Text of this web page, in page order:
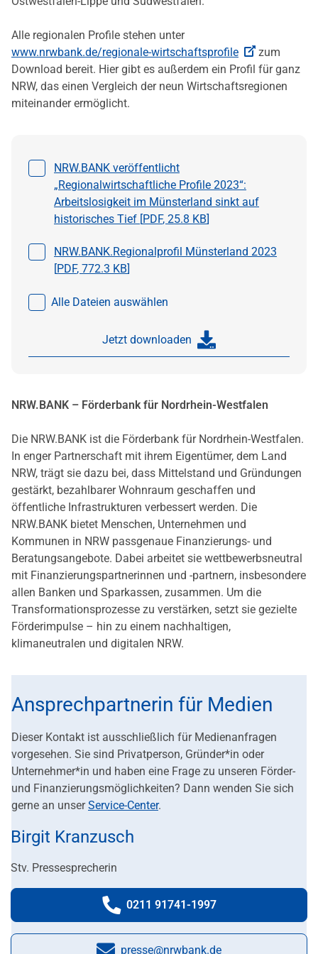
Alle regionalen Profile stehen unter
www.nrwbank.de/regionale-wirtschaftsprofile
zum
Download bereit. Hier gibt es außerdem ein Profil für ganz
NRW, das einen Vergleich der neun Wirtschaftsregionen
miteinander ermöglicht.
Datei auswählen
NRW.BANK veröffentlicht
„Regionalwirtschaftliche Profile 2023“:
Arbeitslosigkeit im Münsterland sinkt auf
historisches Tief [PDF, 25.8 KB]
Datei auswählen
NRW.BANK.Regionalprofil Münsterland 2023
[PDF, 772.3 KB]
Alle Dateien auswählen
Jetzt downloaden
NRW.BANK – Förderbank für Nordrhein-Westfalen
Die NRW.BANK ist die Förderbank für Nordrhein-Westfalen.
In enger Partnerschaft mit ihrem Eigentümer, dem Land
NRW, trägt sie dazu bei, dass Mittelstand und Gründungen
gestärkt, bezahlbarer Wohnraum geschaffen und
öffentliche Infrastrukturen verbessert werden. Die
NRW.BANK bietet Menschen, Unternehmen und
Kommunen in NRW passgenaue Finanzierungs- und
Beratungsangebote. Dabei arbeitet sie wettbewerbsneutral
mit Finanzierungspartnerinnen und -partnern, insbesondere
allen Banken und Sparkassen, zusammen. Um die
Transformationsprozesse zu verstärken, setzt sie gezielte
Förderimpulse – hin zu einem nachhaltigen,
klimaneutralen und digitalen NRW.
Ansprechpartnerin für Medien
Dieser Kontakt ist ausschließlich für Medienanfragen
vorgesehen. Sie sind Privatperson, Gründer*in oder
Unternehmer*in und haben eine Frage zu unseren Förder-
und Finanzierungsmöglichkeiten? Dann wenden Sie sich
gerne an unserService-Center.
Birgit Kranzusch
Stv. Pressesprecherin
Telefonnummer:
0211 91741-1997
presse@nrwbank.de